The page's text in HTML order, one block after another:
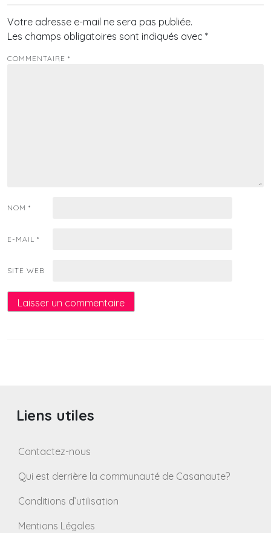
Votre adresse e-mail ne sera pas publiée.
Les champs obligatoires sont indiqués avec *
COMMENTAIRE *
NOM *
E-MAIL *
SITE WEB
Liens utiles
Contactez-nous
Qui est derrière la communauté de Casanaute?
Conditions d’utilisation
Mentions Légales